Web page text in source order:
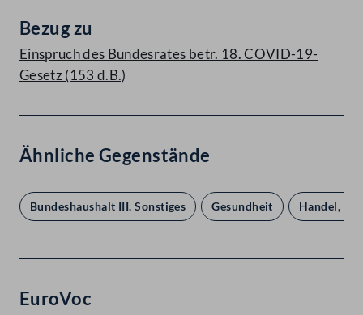
Bezug zu
Einspruch des Bundesrates betr. 18. COVID-19-
Gesetz (153 d.B.)
Ähnliche Gegenstände
Bundeshaushalt III. Sonstiges Gesundheit Handel,
EuroVoc